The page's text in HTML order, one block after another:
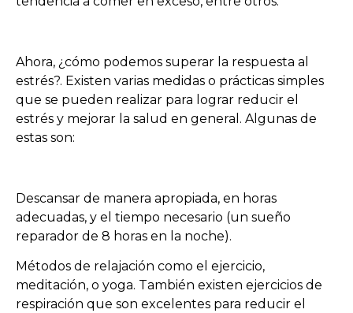
Ahora, ¿cómo podemos superar la respuesta al
estrés?. Existen varias medidas o prácticas simples
que se pueden realizar para lograr reducir el
estrés y mejorar la salud en general. Algunas de
estas son:
Descansar de manera apropiada, en horas
adecuadas, y el tiempo necesario (un sueño
reparador de 8 horas en la noche).
Métodos de relajación como el ejercicio,
meditación, o yoga. También existen ejercicios de
respiración que son excelentes para reducir el